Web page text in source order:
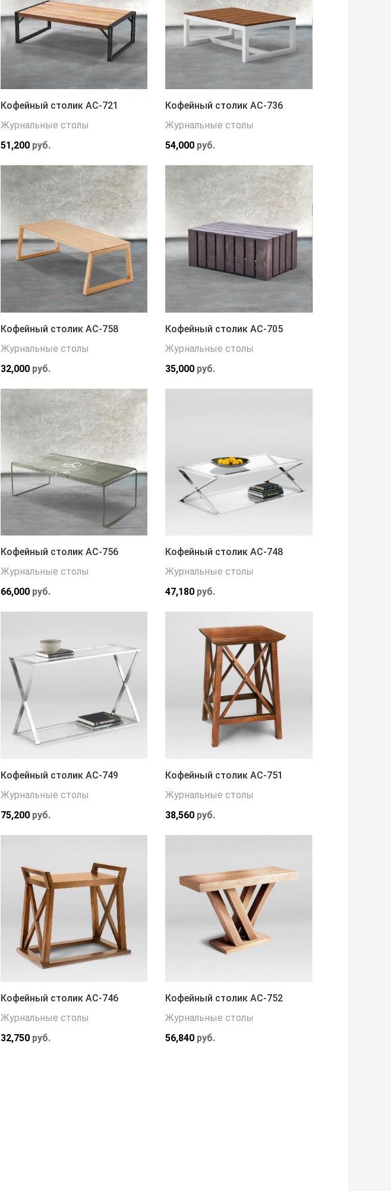
Кофейный столик АС-721
Журнальные столы
51,200руб.
Кофейный столик АС-736
Журнальные столы
54,000 руб.
Кофейный столик АС-758
Журнальные столы
32,000руб.
Кофейный столик АС-705
Журнальные столы
35,000 руб.
Кофейный столик АС-756
Журнальные столы
66,000руб.
Кофейный столик АС-748
Журнальные столы
47,180 руб.
Кофейный столик АС-749
Журнальные столы
75,200руб.
Кофейный столик АС-751
Журнальные столы
38,560 руб.
Кофейный столик АС-746
Журнальные столы
32,750руб.
Кофейный столик АС-752
Журнальные столы
56,840 руб.